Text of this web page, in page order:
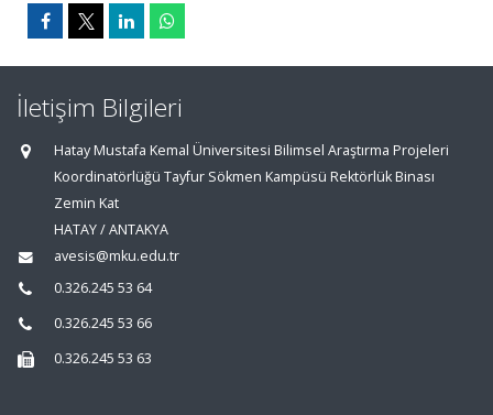
İletişim Bilgileri
Hatay Mustafa Kemal Üniversitesi Bilimsel Araştırma Projeleri
Koordinatörlüğü Tayfur Sökmen Kampüsü Rektörlük Binası
Zemin Kat
HATAY / ANTAKYA
avesis@mku.edu.tr
0.326.245 53 64
0.326.245 53 66
0.326.245 53 63